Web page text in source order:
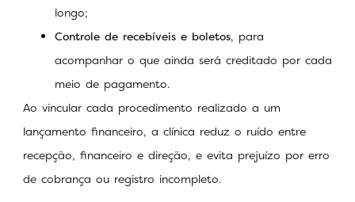
longo;
Controle de recebíveis e boletos, para
acompanhar o que ainda será creditado por cada
meio de pagamento.
Ao vincular cada procedimento realizado a um
lançamento financeiro, a clínica reduz o ruído entre
recepção, financeiro e direção, e evita prejuízo por erro
de cobrança ou registro incompleto.